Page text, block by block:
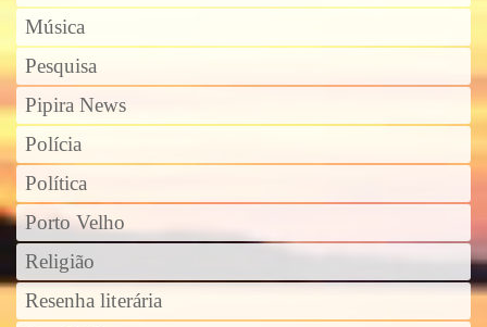
Música
Pesquisa
Pipira News
Polícia
Política
Porto Velho
Religião
Resenha literária